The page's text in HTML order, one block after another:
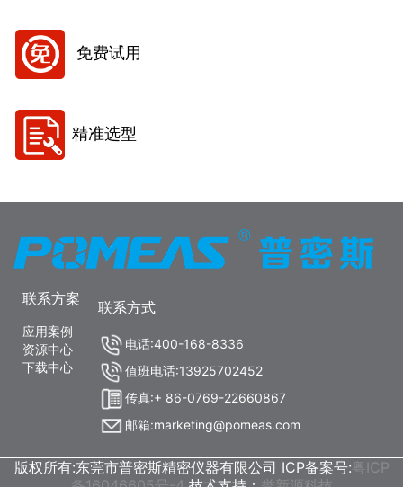
免费试用
精准选型
联系方案
应用案例
资源中心
下载中心
联系方式
电话:400-168-8336
值班电话:13925702452
传真:+ 86-0769-22660867
邮箱:marketing@pomeas.com
版权所有:东莞市普密斯精密仪器有限公司 ICP备案号: 粤ICP